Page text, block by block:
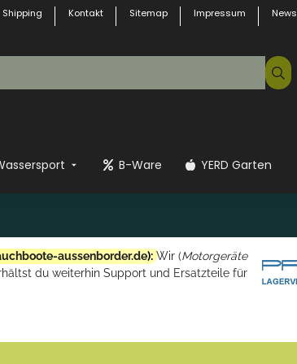
Shipping Kontakt Sitemap Impressum News
B-Ware YERD Garten
aussenborder.de): Wir (Motorgeräte
du weiterhin Support und Ersatzteile für